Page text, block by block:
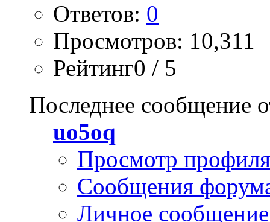
Ответов: 0
Просмотров: 10,311
Рейтинг0 / 5
Последнее сообщение
uo5oq
Просмотр профиля
Сообщения
Личное сообщение